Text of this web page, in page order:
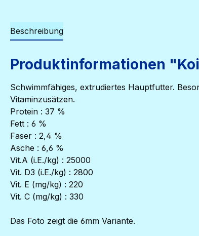
Beschreibung
Produktinformationen
Schwimmfähiges, extrudiertes Hauptfutter.
Vitaminzusätzen.
Protein : 37 %
Fett : 6 %
Faser : 2,4 %
Asche : 6,6 %
Vit.A (i.E./kg) : 25000
Vit. D3 (i.E./kg) : 2800
Vit. E (mg/kg) : 220
Vit. C (mg/kg) : 330
Das Foto zeigt die 6mm Variante.